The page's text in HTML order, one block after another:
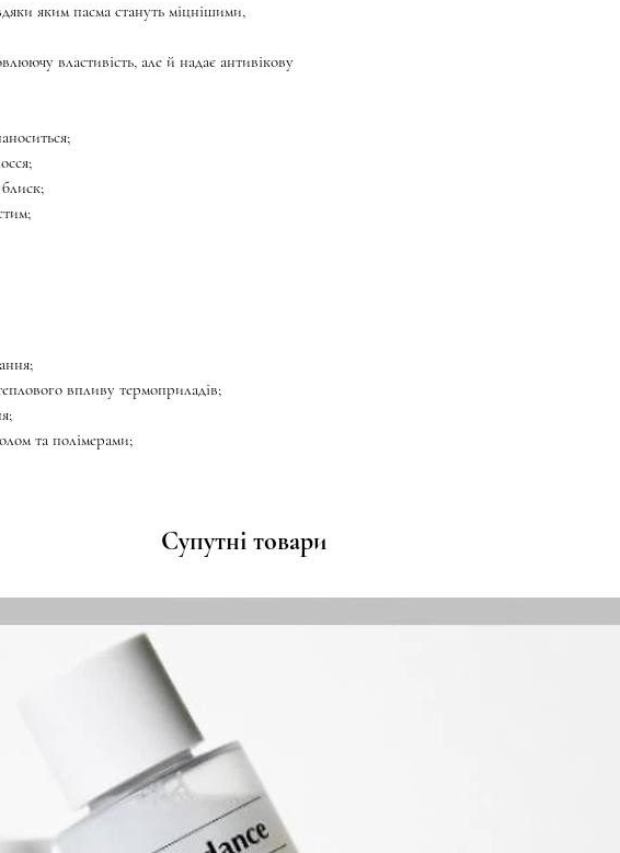
Супутні товари
яким пасма стануть міцнішими,
властивість, але й надає антивікову
впливу термоприладів;
та полімерами;